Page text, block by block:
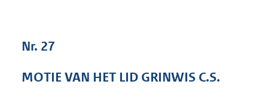
Nr. 27
MOTIE VAN HET LID GRINWIS C.S.